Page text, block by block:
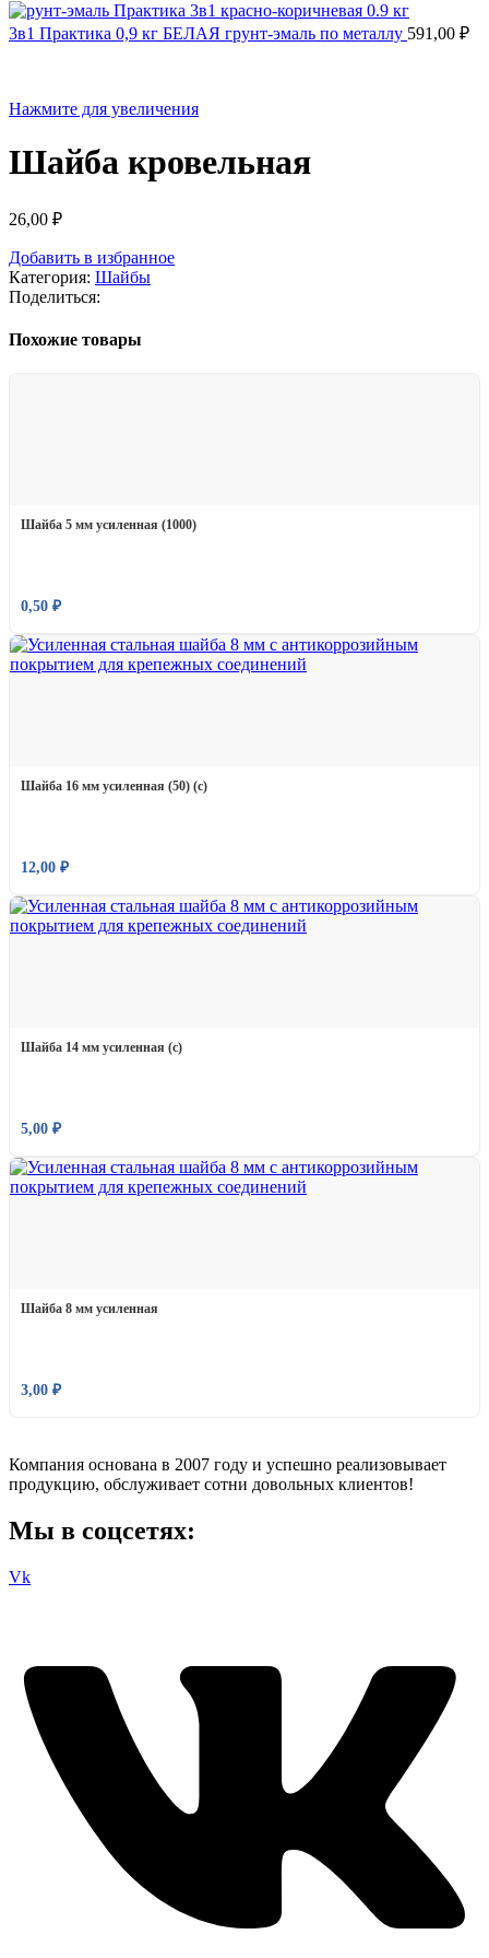
3в1 Практика 0,9 кг БЕЛАЯ грунт-эмаль по металлу 591,00 ₽
Нажмите для увеличения
Шайба кровельная
26,00 ₽
Добавить в избранное
Категория: Шайбы
Поделиться:
Похожие товары
Шайба 5 мм усиленная (1000)
0,50 ₽
Шайба 16 мм усиленная (50) (с)
12,00 ₽
Шайба 14 мм усиленная (с)
5,00 ₽
Шайба 8 мм усиленная
3,00 ₽
Компания основана в 2007 году и успешно реализовывает
продукцию, обслуживает сотни довольных клиентов!
Мы в соцсетях:
Vk